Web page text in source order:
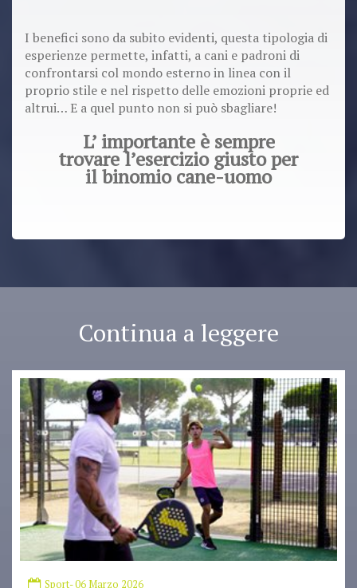
I benefici sono da subito evidenti, questa tipologia di
esperienze permette, infatti, a cani e padroni di
confrontarsi col mondo esterno in linea con il
proprio stile e nel rispetto delle emozioni proprie ed
altrui… E a quel punto non si può sbagliare!
L’ importante è sempre
trovare l’esercizio giusto per
il binomio cane-uomo
Continua a leggere
Sport- 06 Marzo 2026